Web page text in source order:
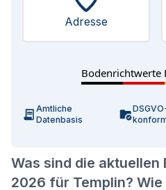
Was sind die
2026 für Templin?
Adresse
Bodenrichtwerte
Amtliche
Datenbasis